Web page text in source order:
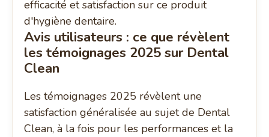
Avis utilisateurs : ce que révèlent
les témoignages 2025 sur Dental
Clean
Les témoignages 2025 révèlent une
satisfaction généralisée au sujet de Dental
Clean, à la fois pour les performances et la